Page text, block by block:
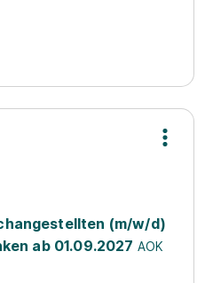
(m/w/d)
ab 01.09.2027 AOK